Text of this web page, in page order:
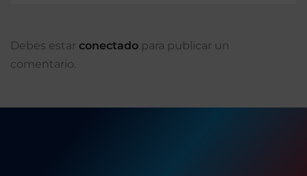
Debes estar conectado para publicar un
comentario.